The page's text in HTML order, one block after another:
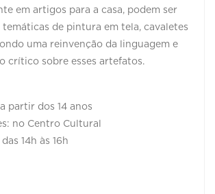
em artigos para a casa, podem ser
temáticas de pintura em tela, cavaletes
uma reinvenção da linguagem e
crítico sobre esses artefatos.
partir dos 14 anos
no Centro Cultural
14h às 16h